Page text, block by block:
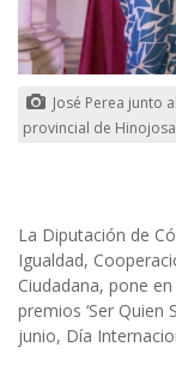
José Perea junto
provincial de
La Diputación de
Igualdad,
Ciudadana, pone
premios ‘Ser Quien
junio, Día